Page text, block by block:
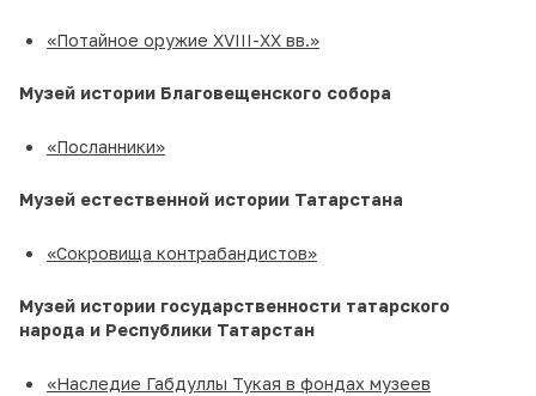
«Потайное оружие XVIII-XX вв.»
Музей истории Благовещенского собора
«Посланники»
Музей естественной истории Татарстана
«Сокровища контрабандистов»
Музей истории государственности татарского
народа и Республики Татарстан
«Наследие Габдуллы Тукая в фондах музеев